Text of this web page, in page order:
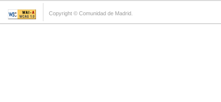
Copyright © Comunidad de Madrid.